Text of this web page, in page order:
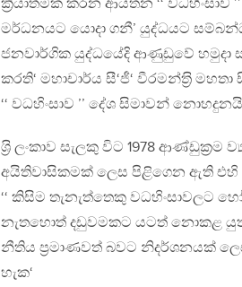
ක‍්‍රියාත්මක කරන ආයතන ‘‘ වධහිංසාව
මර්ධනයට යොදා ගනී’ යුද්ධයට
ජනවාර්ගික යුද්ධයේදි ආණුඩුවේ හමුදා
කරති‘ මහාචාර්ය සී‘ජී‘ වීරමන්ත‍්‍රි
‘‘ වධහිංසාව ’’ දේශ සිමාවන්
ශ‍්‍රි ලංකාව සැලකු විට 1978
අයිතිවාසිකමක් ලෙස පිළිගෙන ඇති එහි
‘‘ කිසිම තැනැත්තෙකු වධහිංසාවලට
නැතහොත් දඩුවමකට යටත් නොකළ
නීතිය ප‍්‍රමාණවත් බවට නිදර්ශනයක් ලෙස
හැක‘